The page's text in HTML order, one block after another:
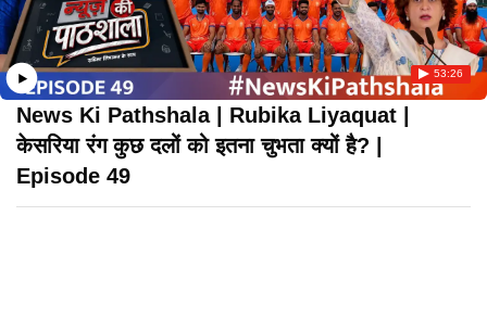
53:26
News Ki Pathshala | Rubika Liyaquat |
केसरिया रंग कुछ दलों को इतना चुभता क्यों है? |
Episode 49